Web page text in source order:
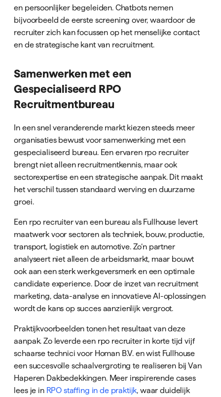
en persoonlijker begeleiden. Chatbots nemen
bijvoorbeeld de eerste screening over, waardoor de
recruiter zich kan focussen op het menselijke contact
en de strategische kant van recruitment.
Samenwerken met een
Gespecialiseerd RPO
Recruitmentbureau
In een snel veranderende markt kiezen steeds meer
organisaties bewust voor samenwerking met een
gespecialiseerd bureau. Een ervaren rpo recruiter
brengt niet alleen recruitmentkennis, maar ook
sectorexpertise en een strategische aanpak. Dit maakt
het verschil tussen standaard werving en duurzame
groei.
Een rpo recruiter van een bureau als Fullhouse levert
maatwerk voor sectoren als techniek, bouw, productie,
transport, logistiek en automotive. Zo’n partner
analyseert niet alleen de arbeidsmarkt, maar bouwt
ook aan een sterk werkgeversmerk en een optimale
candidate experience. Door de inzet van recruitment
marketing, data-analyse en innovatieve AI-oplossingen
wordt de kans op succes aanzienlijk vergroot.
Praktijkvoorbeelden tonen het resultaat van deze
aanpak. Zo leverde een rpo recruiter in korte tijd vijf
schaarse technici voor Homan B.V. en wist Fullhouse
een succesvolle schaalvergroting te realiseren bij Van
Haperen Dakbedekkingen. Meer inspirerende cases
lees je in RPO staffing in de praktijk, waar duidelijk